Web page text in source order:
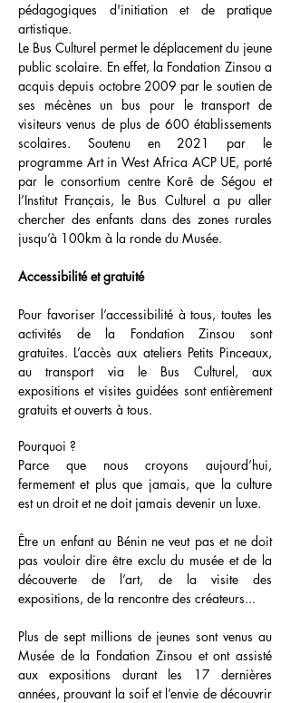
pédagogiques d'initiation et de pratique
artistique.
Le Bus Culturel permet le déplacement du jeune
public scolaire. En effet, la Fondation Zinsou a
acquis depuis octobre 2009 par le soutien de
ses mécènes un bus pour le transport de
visiteurs venus de plus de 600 établissements
scolaires. Soutenu en 2021 par le
programme Art in West Africa ACP UE, porté
par le consortium centre Korê de Ségou et
l’Institut Français, le Bus Culturel a pu aller
chercher des enfants dans des zones rurales
jusqu’à 100km à la ronde du Musée.
Accessibilité et gratuité
Pour favoriser l’accessibilité à tous, toutes les
activités de la Fondation Zinsou sont
gratuites. L’accès aux ateliers Petits Pinceaux,
au transport via le Bus Culturel, aux
expositions et visites guidées sont entièrement
gratuits et ouverts à tous.
Pourquoi ?
Parce que nous croyons aujourd’hui,
fermement et plus que jamais, que la culture
est un droit et ne doit jamais devenir un luxe.
Être un enfant au Bénin ne veut pas et ne doit
pas vouloir dire être exclu du musée et de la
découverte de l’art, de la visite des
expositions, de la rencontre des créateurs...
Plus de sept millions de jeunes sont venus au
Musée de la Fondation Zinsou et ont assisté
aux expositions durant les 17 dernières
années, prouvant la soif et l’envie de découvrir